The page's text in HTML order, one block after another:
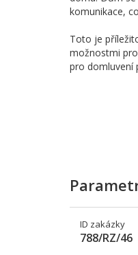
komunikace,
Toto je
možnostmi
pro domluvení
ID zakázky
788/RZ/46